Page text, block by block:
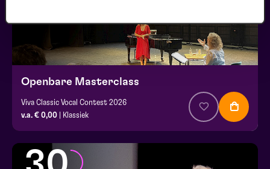
Openbare Masterclass
Viva Classic Vocal Contest 2026
v.a. € 0,00 | Klassiek